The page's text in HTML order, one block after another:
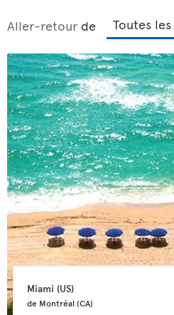
Aller-retour de
Miami (US)
de Montréal (CA)